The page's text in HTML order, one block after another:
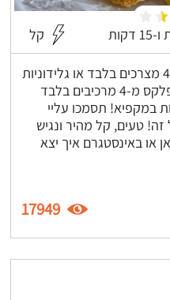
קל
גלידוניות קראנץ' קורנפלקס מ-4 מצרכים בלבד או גלידוניות
קראנץ' בטעם החלב של הקורנפלקס מ-4 מרכיבים בלבד
במקפיא! תסמכו עליי
טעים, קל מהיר ונגיש
או באינסטגרם איך יצא
17949